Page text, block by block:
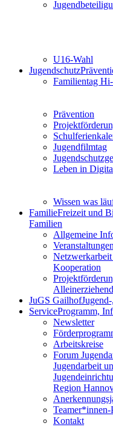
U16-Wahl
Jugendschutz
Familientag
Prävention
Jugendfilmtag
Leben in
Wissen was
FamilieFreizeit und
Familien
Allgemeine
Kooperation
JuGS Gailhof
ServiceProgramm,
Newsletter
Arbeitskreise
Forum
Jugendarbeit
Region
Teamer*innen-
Kontakt